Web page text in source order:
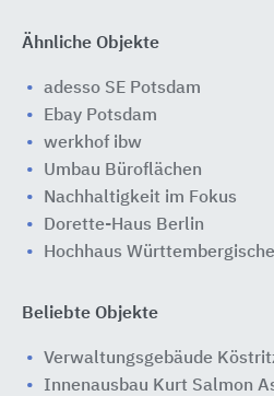
Ähnliche Objekte
adesso SE Potsdam
Ebay Potsdam
werkhof ibw
Umbau Büroflächen
Nachhaltigkeit im Fokus
Dorette-Haus Berlin
Hochhaus
Beliebte Objekte
Verwaltungsgebäude
Innenausbau Kurt Salmon